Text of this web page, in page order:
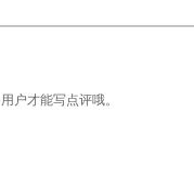
户才能写点评哦。